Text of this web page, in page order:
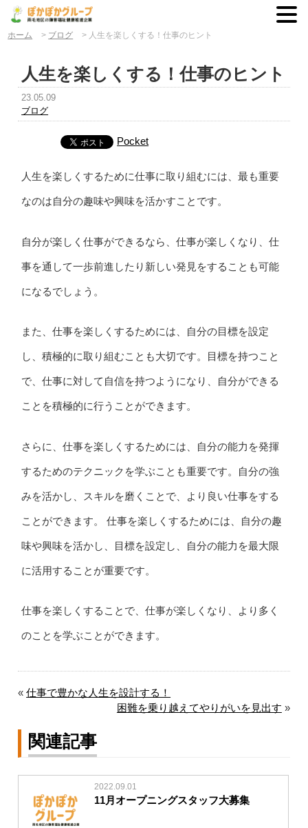
ホーム > ブログ > 人生を楽しくする！仕事のヒント
人生を楽しくする！仕事のヒント
23.05.09
ブログ
Pocket
人生を楽しくするために仕事に取り組むには、最も重要
なのは自分の趣味や興味を活かすことです。
自分が楽しく仕事ができるなら、仕事が楽しくなり、仕
事を通して一歩前進したり新しい発見をすることも可能
になるでしょう。
また、仕事を楽しくするためには、自分の目標を設定
し、積極的に取り組むことも大切です。目標を持つこと
で、仕事に対して自信を持つようになり、自分ができる
ことを積極的に行うことができます。
さらに、仕事を楽しくするためには、自分の能力を発揮
するためのテクニックを学ぶことも重要です。自分の強
みを活かし、スキルを磨くことで、より良い仕事をする
ことができます。 仕事を楽しくするためには、自分の趣
味や興味を活かし、目標を設定し、自分の能力を最大限
に活用することが重要です。
仕事を楽しくすることで、仕事が楽しくなり、より多く
のことを学ぶことができます。
«仕事で豊かな人生を設計する！
困難を乗り越えてやりがいを見出す »
関連記事
2022.09.01
11月オープニングスタッフ大募集